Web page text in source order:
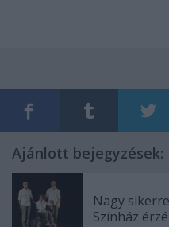
Ajánlott bejegyzések:
Nagy
Színház